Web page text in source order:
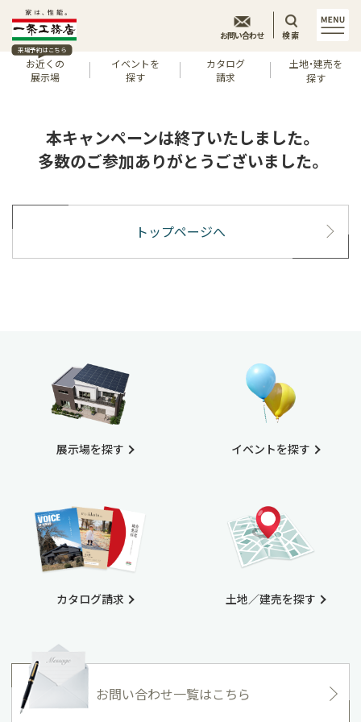
来場予約はこちら
お近くの
展示場
イベントを
探す
カタログ
請求
土地・建売を
探す
お問い合わせ 検索
本キャンペーンは終了いたしました。
多数のご参加ありがとうございました。
トップページへ
展示場を探す
カタログ請求
イベントを探す
土地／建売を探す
お問い合わせ一覧はこちら